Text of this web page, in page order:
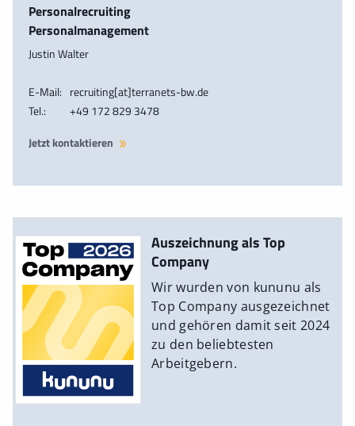
Personalrecruiting
Personalmanagement
Justin Walter
E-Mail: recruiting[at]terranets-bw.de
Tel.:
+49 172 829 3478
Jetzt kontaktieren
Auszeichnung als Top
Company
Wir wurden von kununu als
Top Company ausgezeichnet
und gehören damit seit 2024
zu den beliebtesten
Arbeitgebern.